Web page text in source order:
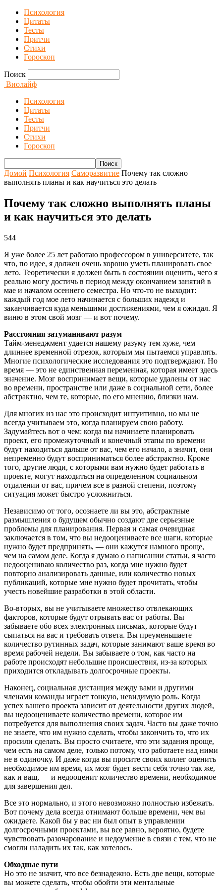
Психология
Цитаты
Тесты
Притчи
Стихи
Гороскоп
Поиск
Виолайф
Психология
Цитаты
Тесты
Притчи
Стихи
Гороскоп
Домой Психология Саморазвитие Почему так сложно
выполнять планы и как научиться это делать
Почему так сложно выполнять планы
и как научиться это делать
544
Я уже более 25 лет работаю профессором в университете, так
что, по идее, я должен очень хорошо уметь планировать свое
лето. Теоретически я должен быть в состоянии оценить, чего я
реально могу достичь в период между окончанием занятий в
мае и началом осеннего семестра. Но что-то не выходит:
каждый год мое лето начинается с больших надежд и
заканчивается куда меньшими достижениями, чем я ожидал. Я
виню в этом свой мозг — и вот почему.
Расстояния затуманивают разум
Тайм-менеджмент удается нашему разуму тем хуже, чем
длиннее временной отрезок, которым мы пытаемся управлять.
Многие психологические исследования это подтверждают. Но
время — это не единственная переменная, которая имеет здесь
значение. Мозг воспринимает вещи, которые удалены от нас
во времени, пространстве или даже в социальной сети, более
абстрактно, чем те, которые, по его мнению, близки нам.
Для многих из нас это происходит интуитивно, но мы не
всегда учитываем это, когда планируем свою работу.
Задумайтесь вот о чем: когда вы начинаете планировать
проект, его промежуточный и конечный этапы по времени
будут находиться дальше от вас, чем его начало, а значит, они
непременно будут восприниматься более абстрактно. Кроме
того, другие люди, с которыми вам нужно будет работать в
проекте, могут находиться на определенном социальном
отдалении от вас, причем все в разной степени, поэтому
ситуация может быстро усложниться.
Независимо от того, осознаете ли вы это, абстрактные
размышления о будущем обычно создают две серьезные
проблемы для планирования. Первая и самая очевидная
заключается в том, что вы недооцениваете все шаги, которые
нужно будет предпринять, — они кажутся намного проще,
чем на самом деле. Когда я думаю о написании статьи, я часто
недооцениваю количество раз, когда мне нужно будет
повторно анализировать данные, или количество новых
публикаций, которые мне нужно будет прочитать, чтобы
учесть новейшие разработки в этой области.
Во-вторых, вы не учитываете множество отвлекающих
факторов, которые будут отрывать вас от работы. Вы
забываете обо всех электронных письмах, которые будут
сыпаться на вас и требовать ответа. Вы преуменьшаете
количество рутинных задач, которые занимают ваше время во
время рабочей недели. Вы забываете о том, как часто на
работе происходят небольшие происшествия, из-за которых
приходится откладывать долгосрочные проекты.
Наконец, социальная дистанция между вами и другими
членами команды играет тонкую, невидимую роль. Когда
успех вашего проекта зависит от деятельности других людей,
вы недооцениваете количество времени, которое им
потребуется для выполнения своих задач. Часто вы даже точно
не знаете, что им нужно сделать, чтобы закончить то, что их
просили сделать. Вы просто считаете, что эти задания проще,
чем есть на самом деле, только потому, что работаете над ними
не в одиночку. И даже когда вы просите своих коллег оценить
необходимое им время, их мозг будет вести себя точно так же,
как и ваш, — и недооценит количество времени, необходимое
для завершения дел.
Все это нормально, и этого невозможно полностью избежать.
Вот почему дела всегда отнимают больше времени, чем вы
ожидаете. Какой бы у вас ни был опыт в управлении
долгосрочными проектами, вы все равно, вероятно, будете
чувствовать разочарование и недоумение в связи с тем, что не
смогли наладить их так, как хотелось.
Обходные пути
Но это не значит, что все безнадежно. Есть две вещи, которые
вы можете сделать, чтобы обойти эти ментальные